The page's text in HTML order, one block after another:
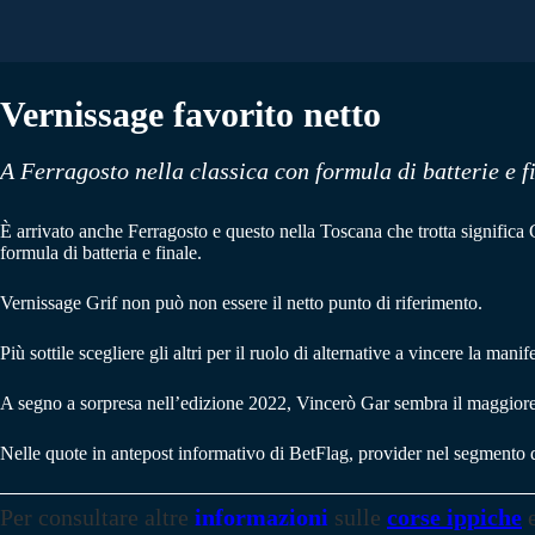
Vernissage favorito netto
A Ferragosto nella classica con formula di batterie e
È arrivato anche Ferragosto e questo nella Toscana che trotta
formula di batteria e finale.
Vernissage Grif non può non essere il netto punto di riferimento.
Più sottile scegliere gli altri per il ruolo di alternative a vincere la
A segno a sorpresa nell’edizione 2022, Vincerò Gar sembra il
Nelle quote in antepost informativo di BetFlag, provider nel
Per consultare altre informazioni sulle corse ippiche